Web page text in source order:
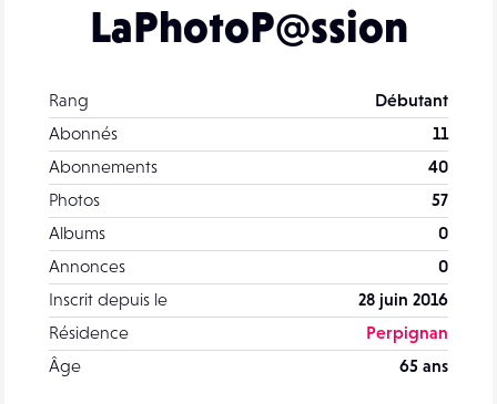
LaPhotoP@ssion
Rang
Débutant
Abonnés
11
Abonnements
40
Photos
57
Albums
0
Annonces
0
Inscrit depuis le
28 juin 2016
Résidence
Perpignan
Âge
65 ans